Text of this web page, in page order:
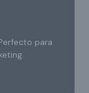
para